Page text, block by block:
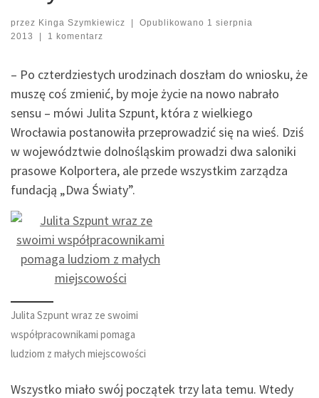
przez Kinga Szymkiewicz Opublikowano 1 sierpnia
2013
1 komentarz
– Po czterdziestych urodzinach doszłam do wniosku, że
muszę coś zmienić, by moje życie na nowo nabrało
sensu – mówi Julita Szpunt, która z wielkiego
Wrocławia postanowiła przeprowadzić się na wieś. Dziś
w województwie dolnośląskim prowadzi dwa saloniki
prasowe Kolportera, ale przede wszystkim zarządza
fundacją „Dwa Światy”.
Julita Szpunt wraz ze swoimi
współpracownikami pomaga
ludziom z małych miejscowości
Wszystko miało swój początek trzy lata temu. Wtedy